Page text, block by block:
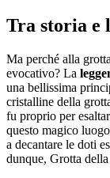
Tra storia e
Ma perché alla
evocativo? La
una bellissima
cristalline della
fu proprio per
questo magico
a decantare le doti
dunque, Grotta della